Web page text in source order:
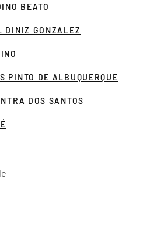
BEATO
DINIZ GONZALEZ
PINTO DE ALBUQUERQUE
DOS SANTOS